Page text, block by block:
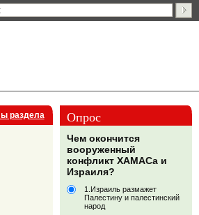
раздела Опрос
Чем окончится
вооруженный
конфликт ХАМАСа и
Израиля?
1.Израиль размажет
Палестину и палестинский
народ